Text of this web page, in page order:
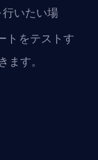
いたい場
トをテストす
す。